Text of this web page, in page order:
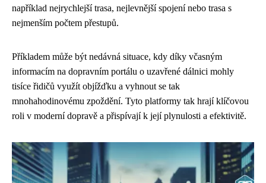
například nejrychlejší trasa, nejlevnější spojení nebo trasa s
nejmenším počtem přestupů.
Příkladem může být nedávná situace, kdy díky včasným
informacím na dopravním portálu o uzavřené dálnici mohly
tisíce řidičů využít objížďku a vyhnout se tak
mnohahodinovému zpoždění. Tyto platformy tak hrají klíčovou
roli v moderní dopravě a přispívají k její plynulosti a efektivitě.